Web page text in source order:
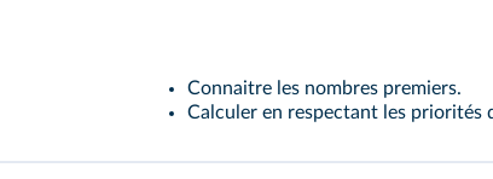
Connaitre les nombres premiers.
Calculer en respectant les priorités